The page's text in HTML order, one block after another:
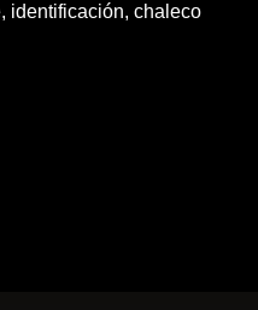
identificación, chaleco